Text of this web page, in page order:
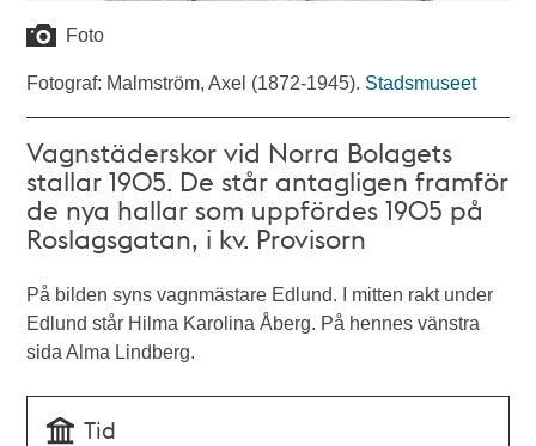
Foto
Fotograf: Malmström, Axel (1872-1945). Stadsmuseet
Vagnstäderskor vid Norra Bolagets
stallar 1905. De står antagligen framför
de nya hallar som uppfördes 1905 på
Roslagsgatan, i kv. Provisorn
På bilden syns vagnmästare Edlund. I mitten rakt under
Edlund står Hilma Karolina Åberg. På hennes vänstra
sida Alma Lindberg.
Tid